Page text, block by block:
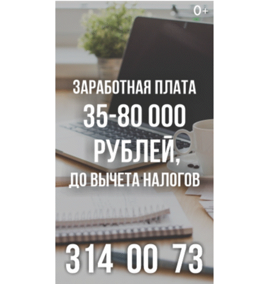
Покрытие рулежных дорожек обновили в аэропорту
Толмачево по нацпроекту
В Новосибирске зафиксирован рост заболеваемости
энтеровирусной инфекцией
В Новосибирске осудили внука за продажу дедова ружья